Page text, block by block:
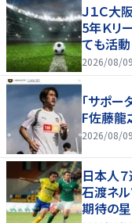
Ｊ１Ｃ
5年Ｋ
ても活動
2026/08/
「サポ
F佐藤龍
2026/08/
日本人
石渡ネ
期待の